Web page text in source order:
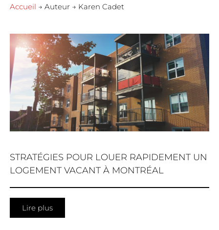
Accueil → Auteur → Karen Cadet
STRATÉGIES POUR LOUER RAPIDEMENT UN
LOGEMENT VACANT À MONTRÉAL
Lire plus